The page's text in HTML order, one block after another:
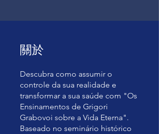
關於
Descubra como assumir o
controle da sua realidade e
transformar a sua saúde com "Os
Ensinamentos de Grigori
Grabovoi sobre a Vida Eterna".
Baseado no seminário histórico